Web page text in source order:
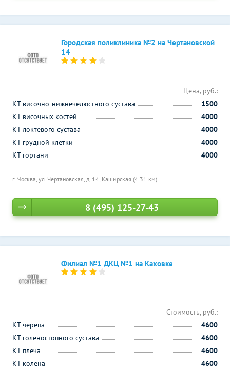
Городская поликлиника №2 на Чертановской
14
г. Москва, ул. Чертановская, д. 14, Каширская (4.31 км)
Цена, руб.:
КТ височно-нижнечелюстного сустава
1500
КТ височных костей
4000
КТ локтевого сустава
4000
КТ грудной клетки
4000
КТ гортани
4000
8 (495) 125-27-43
Филиал №1 ДКЦ №1 на Каховке
Стоимость, руб.:
КТ черепа
4600
КТ голеностопного сустава
4600
КТ плеча
4600
КТ колена
4600